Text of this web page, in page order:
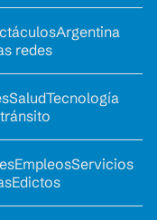
Argentina
redes
SaludTecnología
EmpleosServicios
Edictos